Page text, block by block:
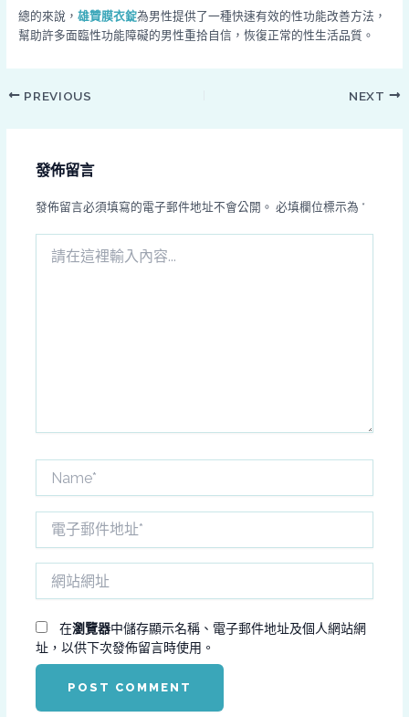
總的來說， 雄贊膜衣錠為男性提供了一種快速有效的性功能改善方法，
幫助許多面臨性功能障礙的男性重拾自信，恢復正常的性生活品質。
PREVIOUS NEXT
發佈留言
發佈留言必須填寫的電子郵件地址不會公開。 必填欄位標示為 *
*址
在瀏覽器中儲存顯示名稱、電子郵件地址及個人網站網
址，以供下次發佈留言時使用。